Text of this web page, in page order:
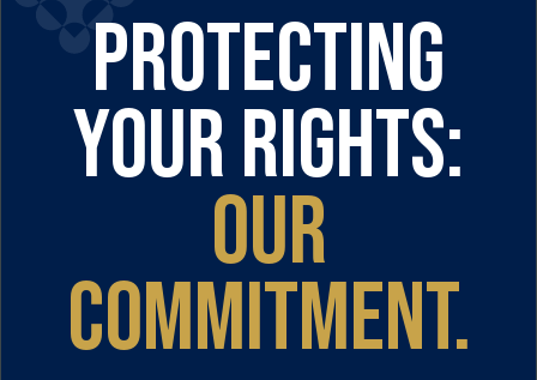
Protecting
your rights:
our
commitment.